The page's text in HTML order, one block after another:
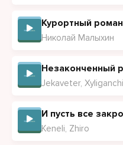
Курортный роман
Николай Малыхин
Незаконченный
Jekaveter,
Keneli, Zhiro